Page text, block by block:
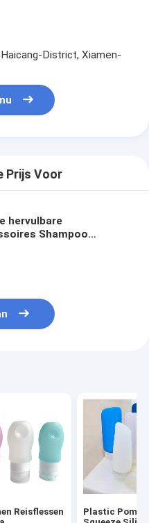
District, Xiamen-
Prijs Voor
hervulbare
Shampoo
Reisflessen
Plastic Pomp